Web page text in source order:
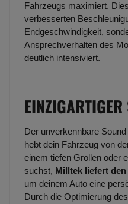
Fahrzeugs maximiert.
verbesserten
Endgeschwindigkeit,
Ansprechverhalten des
deutlich intensiviert.
Der unverkennbare
hebt dein Fahrzeug von
einem tiefen Grollen oder
suchst, Milltek liefert
um deinem Auto eine
Durch die Optimierung